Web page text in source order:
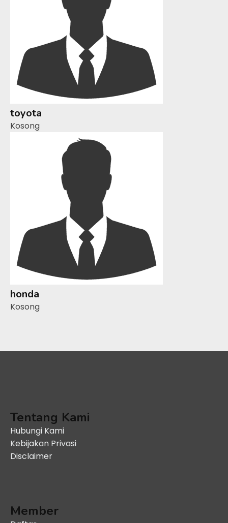
toyota
Kosong
honda
Kosong
Tentang Kami
Hubungi Kami
Kebijakan Privasi
Disclaimer
Member